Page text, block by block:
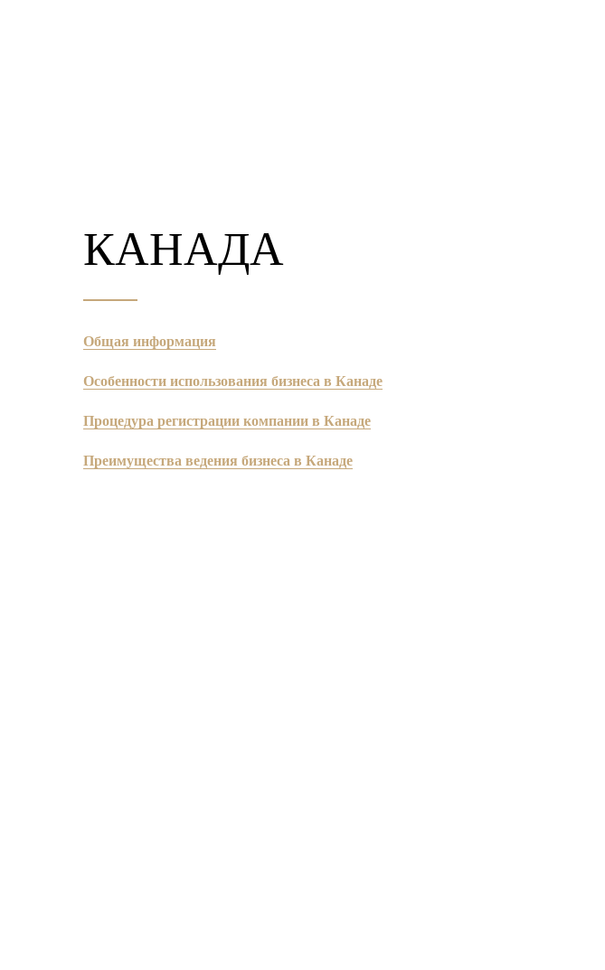
КАНАДА
Общая информация
Особенности использования бизнеса в Канаде
Процедура регистрации компании в Канаде
Преимущества ведения бизнеса в Канаде